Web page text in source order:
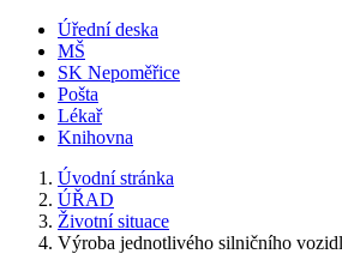
Úřední deska
MŠ
SK Nepoměřice
Pošta
Lékař
Knihovna
Úvodní stránka
ÚŘAD
Životní situace
Výroba jednotlivého silničního